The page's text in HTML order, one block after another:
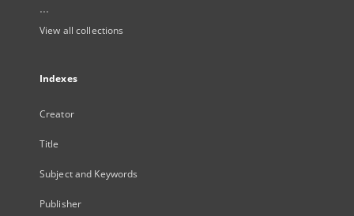
...
View all collections
Indexes
Creator
Title
Subject and Keywords
Publisher